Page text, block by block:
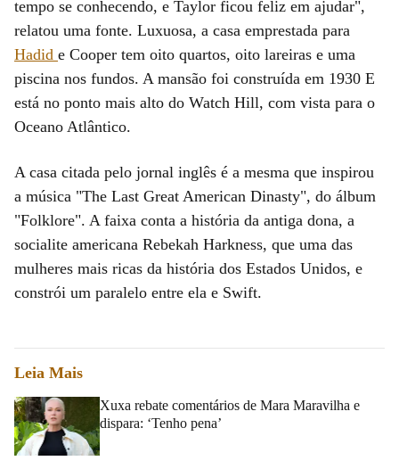
tempo se conhecendo, e Taylor ficou feliz em ajudar",
relatou uma fonte. Luxuosa, a casa emprestada para
Hadid e Cooper tem oito quartos, oito lareiras e uma
piscina nos fundos. A mansão foi construída em 1930 E
está no ponto mais alto do Watch Hill, com vista para o
Oceano Atlântico.
A casa citada pelo jornal inglês é a mesma que inspirou
a música "The Last Great American Dinasty", do álbum
"Folklore". A faixa conta a história da antiga dona, a
socialite americana Rebekah Harkness, que uma das
mulheres mais ricas da história dos Estados Unidos, e
constrói um paralelo entre ela e Swift.
Leia Mais
Xuxa rebate comentários de Mara Maravilha e
dispara: ‘Tenho pena’